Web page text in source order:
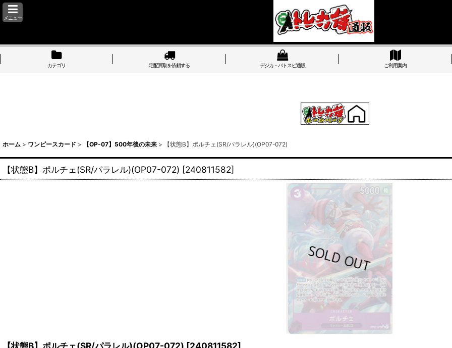
メニュー
カテゴリ 宅配買取を依頼する デジカ・バトスピ通販 ご利用案内
ホーム > ワンピースカード > 【OP-07】500年後の未来 > 【状態B】ポルチェ(SR/パラレル)(OP07-072)
【状態B】ポルチェ(SR/パラレル)(OP07-072) [240811582]
【状態B】ポルチェ(SR/パラレル)(OP07-072) [240811582]